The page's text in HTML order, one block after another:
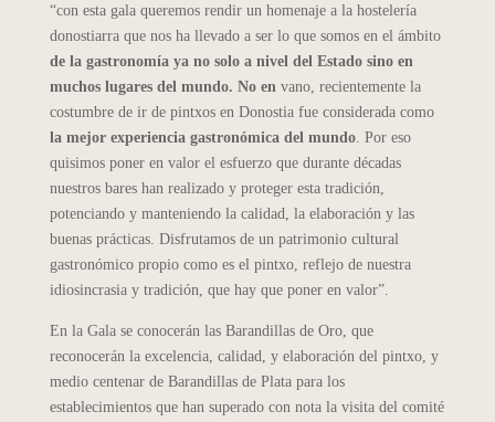
“con esta gala queremos rendir un homenaje a la hostelería
donostiarra que nos ha llevado a ser lo que somos en el ámbito
de la gastronomía ya no solo a nivel del Estado sino en
muchos lugares del mundo. No en vano, recientemente la
costumbre de ir de pintxos en Donostia fue considerada como
la mejor experiencia gastronómica del mundo. Por eso
quisimos poner en valor el esfuerzo que durante décadas
nuestros bares han realizado y proteger esta tradición,
potenciando y manteniendo la calidad, la elaboración y las
buenas prácticas. Disfrutamos de un patrimonio cultural
gastronómico propio como es el pintxo, reflejo de nuestra
idiosincrasia y tradición, que hay que poner en valor”.
En la Gala se conocerán las Barandillas de Oro, que
reconocerán la excelencia, calidad, y elaboración del pintxo, y
medio centenar de Barandillas de Plata para los
establecimientos que han superado con nota la visita del comité